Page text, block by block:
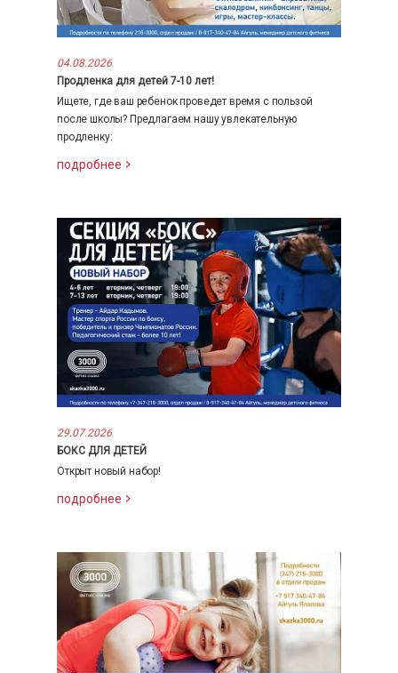
04.08.2026
Продленка для детей 7-10 лет!
Ищете, где ваш ребенок проведет время с пользой
после школы? Предлагаем нашу увлекательную
продленку:
подробнее
29.07.2026
БОКС ДЛЯ ДЕТЕЙ
Открыт новый набор!
подробнее